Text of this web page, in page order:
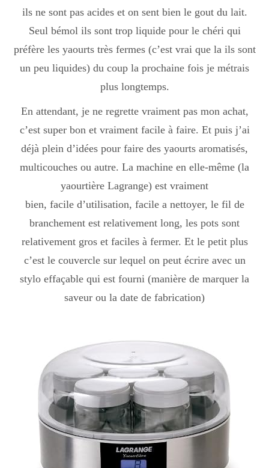
Semaines Spéciales
cupcake
apéro
Halloween
Japon
Boulette
ils ne sont pas acides et on sent bien le gout du lait.
Seul bémol ils sont trop liquide pour le chéri qui
préfère les yaourts très fermes (c’est vrai que la ils sont
un peu liquides) du coup la prochaine fois je métrais
plus longtemps.
En attendant, je ne regrette vraiment pas mon achat,
c’est super bon et vraiment facile à faire. Et puis j’ai
déjà plein d’idées pour faire des yaourts aromatisés,
multicouches ou autre. La machine en elle-même (la
yaourtière Lagrange) est vraiment
bien, facile d’utilisation, facile a nettoyer, le fil de
branchement est relativement long, les pots sont
relativement gros et faciles à fermer. Et le petit plus
c’est le couvercle sur lequel on peut écrire avec un
stylo effaçable qui est fourni (manière de marquer la
saveur ou la date de fabrication)